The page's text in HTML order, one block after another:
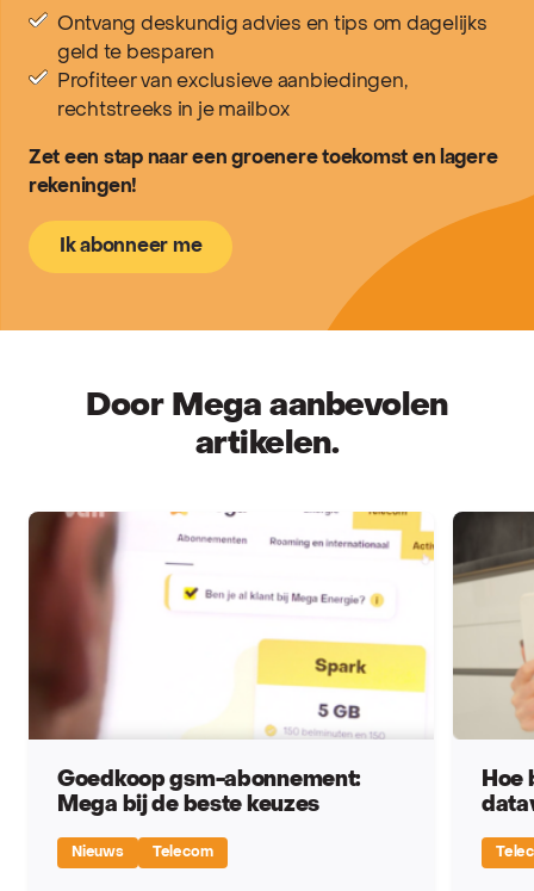
Ontvang deskundig advies en tips om dagelijks
geld te besparen
Profiteer van exclusieve aanbiedingen,
rechtstreeks in je mailbox
Zet een stap naar een groenere toekomst en lagere
rekeningen!
Ik abonneer me
Door Mega aanbevolen
artikelen.
Goedkoop gsm-abonnement:
Mega bij de beste keuzes
Nieuws Telecom
Hoe